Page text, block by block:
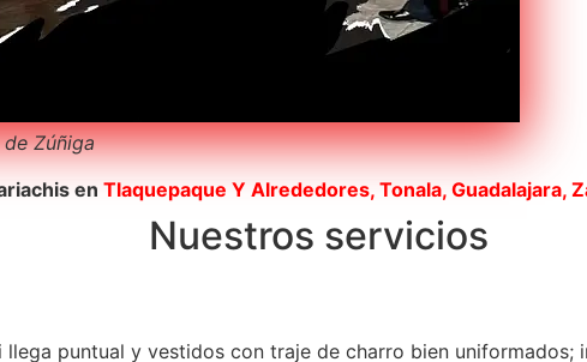
de Zúñiga
en Tlaquepaque Y Alrededores, Tonala, Guadalajara,
Nuestros servicios
puntual y vestidos con traje de charro bien